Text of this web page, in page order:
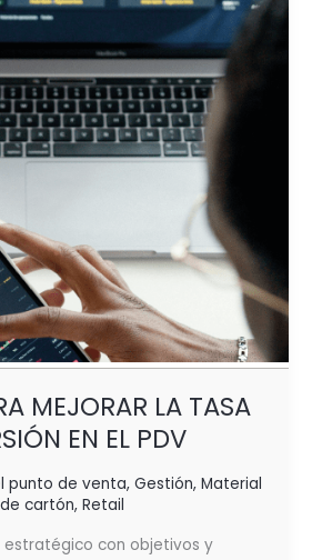
MEJORAR LA TASA
EN EL PDV
punto de venta, Gestión, Material
cartón, Retail
estratégico con objetivos y